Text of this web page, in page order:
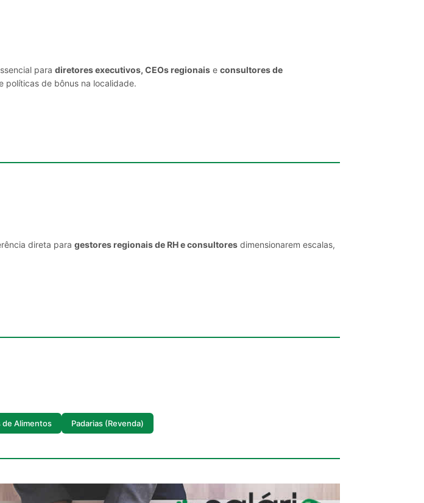
para diretores executivos, CEOs regionais e consultores de
políticas de bônus na localidade.
direta para gestores regionais de RH e consultores dimensionarem escalas,
de Alimentos Padarias (Revenda)